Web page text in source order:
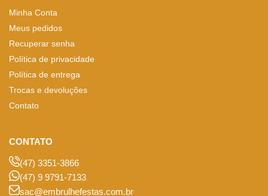
Minha Conta
Meus pedidos
Recuperar senha
Política de privacidade
Política de entrega
Trocas e devoluções
Contato
CONTATO
(47) 3351-3866
(47) 9 9791-7133
sac@embrulhefestas.com.br